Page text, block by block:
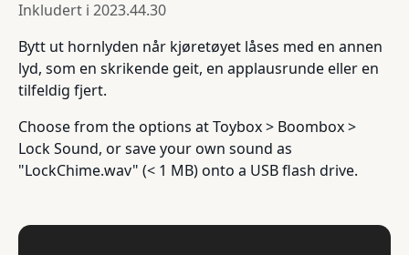
Inkludert i 2023.44.30
Bytt ut hornlyden når kjøretøyet låses med en annen
lyd, som en skrikende geit, en applausrunde eller en
tilfeldig fjert.
Choose from the options at Toybox > Boombox >
Lock Sound, or save your own sound as
"LockChime.wav" (< 1 MB) onto a USB flash drive.